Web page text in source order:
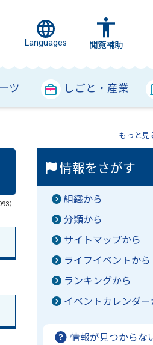
Languages 閲覧補助
ツ しごと・産業
もっと見
）
情報をさがす
組織から
分類から
サイトマップから
ライフイベントから
ランキングから
イベントカレンダー
情報が見つからな